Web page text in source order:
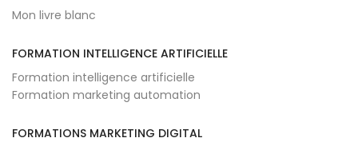
Mon livre blanc
FORMATION INTELLIGENCE ARTIFICIELLE
Formation intelligence artificielle
Formation marketing automation
FORMATIONS MARKETING DIGITAL